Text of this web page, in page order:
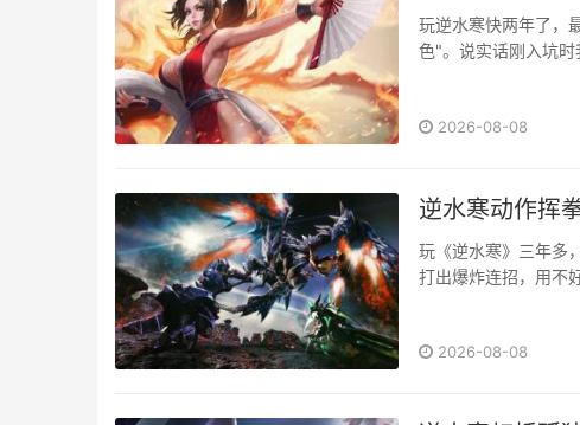
玩逆水寒快两年了，
色"。说实话刚入坑
2026-08-08
逆水寒动作挥
玩《逆水寒》三年多
打出爆炸连招，用不
就像太极推手，看似慢
2026-08-08